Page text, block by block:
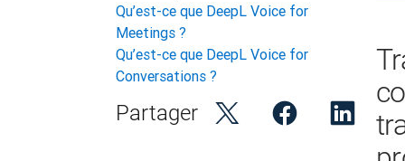
Qu’est-ce que DeepL Voice for
Meetings ?
Qu’est-ce que DeepL Voice for
Conversations ?
Partager